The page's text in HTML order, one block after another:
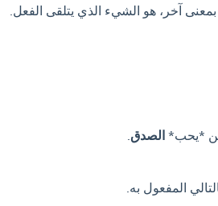
آخر، هو الشيء الذي يتلقى الفعل.
*يحب* الصدق
المفعول به.